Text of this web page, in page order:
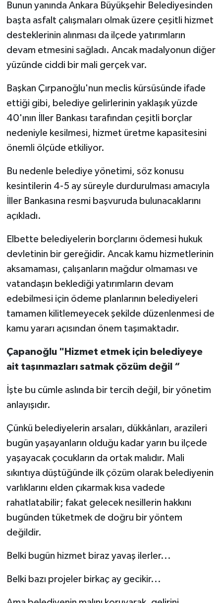
Bunun yanında Ankara Büyükşehir Belediyesinden
başta asfalt çalışmaları olmak üzere çeşitli hizmet
desteklerinin alınması da ilçede yatırımların
devam etmesini sağladı. Ancak madalyonun diğer
yüzünde ciddi bir mali gerçek var.
Başkan Çırpanoğlu'nun meclis kürsüsünde ifade
ettiği gibi, belediye gelirlerinin yaklaşık yüzde
40'ının İller Bankası tarafından çeşitli borçlar
nedeniyle kesilmesi, hizmet üretme kapasitesini
önemli ölçüde etkiliyor.
Bu nedenle belediye yönetimi, söz konusu
kesintilerin 4-5 ay süreyle durdurulması amacıyla
İller Bankasına resmi başvuruda bulunacaklarını
açıkladı.
Elbette belediyelerin borçlarını ödemesi hukuk
devletinin bir gereğidir. Ancak kamu hizmetlerinin
aksamaması, çalışanların mağdur olmaması ve
vatandaşın beklediği yatırımların devam
edebilmesi için ödeme planlarının belediyeleri
tamamen kilitlemeyecek şekilde düzenlenmesi de
kamu yararı açısından önem taşımaktadır.
Çapanoğlu "Hizmet etmek için belediyeye
ait taşınmazları satmak çözüm değil “
İşte bu cümle aslında bir tercih değil, bir yönetim
anlayışıdır.
Çünkü belediyelerin arsaları, dükkânları, arazileri
bugün yaşayanların olduğu kadar yarın bu ilçede
yaşayacak çocukların da ortak malıdır. Mali
sıkıntıya düştüğünde ilk çözüm olarak belediyenin
varlıklarını elden çıkarmak kısa vadede
rahatlatabilir; fakat gelecek nesillerin hakkını
bugünden tüketmek de doğru bir yöntem
değildir.
Belki bugün hizmet biraz yavaş ilerler...
Belki bazı projeler birkaç ay gecikir...